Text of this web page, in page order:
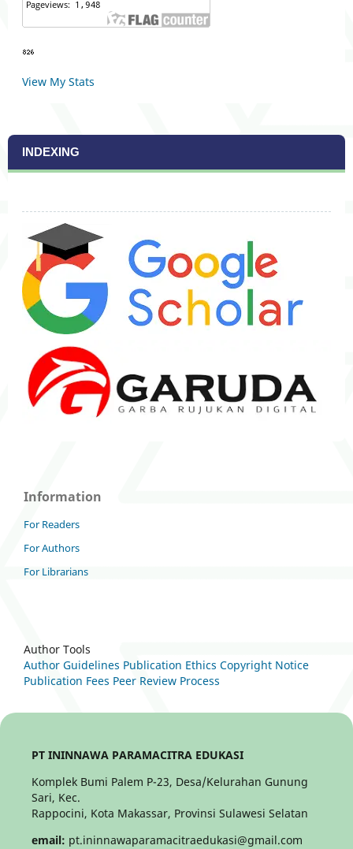
View My Stats
INDEXING
Information
For Readers
For Authors
For Librarians
Author Tools
Author Guidelines Publication Ethics Copyright Notice
Publication Fees Peer Review Process
PT ININNAWA PARAMACITRA EDUKASI
Komplek Bumi Palem P-23, Desa/Kelurahan Gunung
Sari, Kec.
Rappocini, Kota Makassar, Provinsi Sulawesi Selatan
email: pt.ininnawaparamacitraedukasi@gmail.com